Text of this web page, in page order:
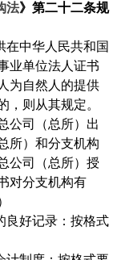
法》第二十二条规
在中华人民共和国
业单位法人证书
为自然人的提供
，则从其规定。
公司（总所）出
所）和分支机构
公司（总所）授
对分支机构有
良好记录：按格式